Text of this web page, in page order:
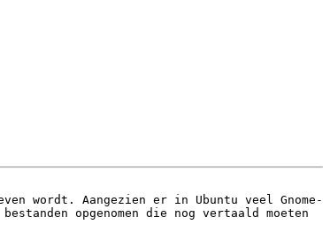
wordt. Aangezien er in Ubuntu veel Gnome-
opgenomen die nog vertaald moeten